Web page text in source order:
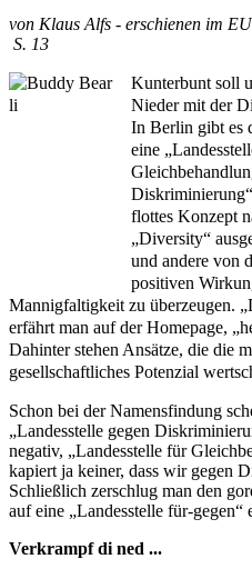
von Klaus Alfs - erschienen im
S. 13
Kunterbunt soll
Nieder mit der
In Berlin gibt es
eine
flottes Konzept
„Diversity“
und andere von
positiven
Mannigfaltigkeit zu überzeugen.
erfährt man auf der Homepage,
Dahinter stehen Ansätze, die die
gesellschaftliches Potenzial
Schon bei der Namensfindung
„Landesstelle gegen
negativ, „Landesstelle für
kapiert ja keiner, dass wir gegen
Schließlich zerschlug man den
auf eine „Landesstelle für-gegen“
Verkrampf di ned ...